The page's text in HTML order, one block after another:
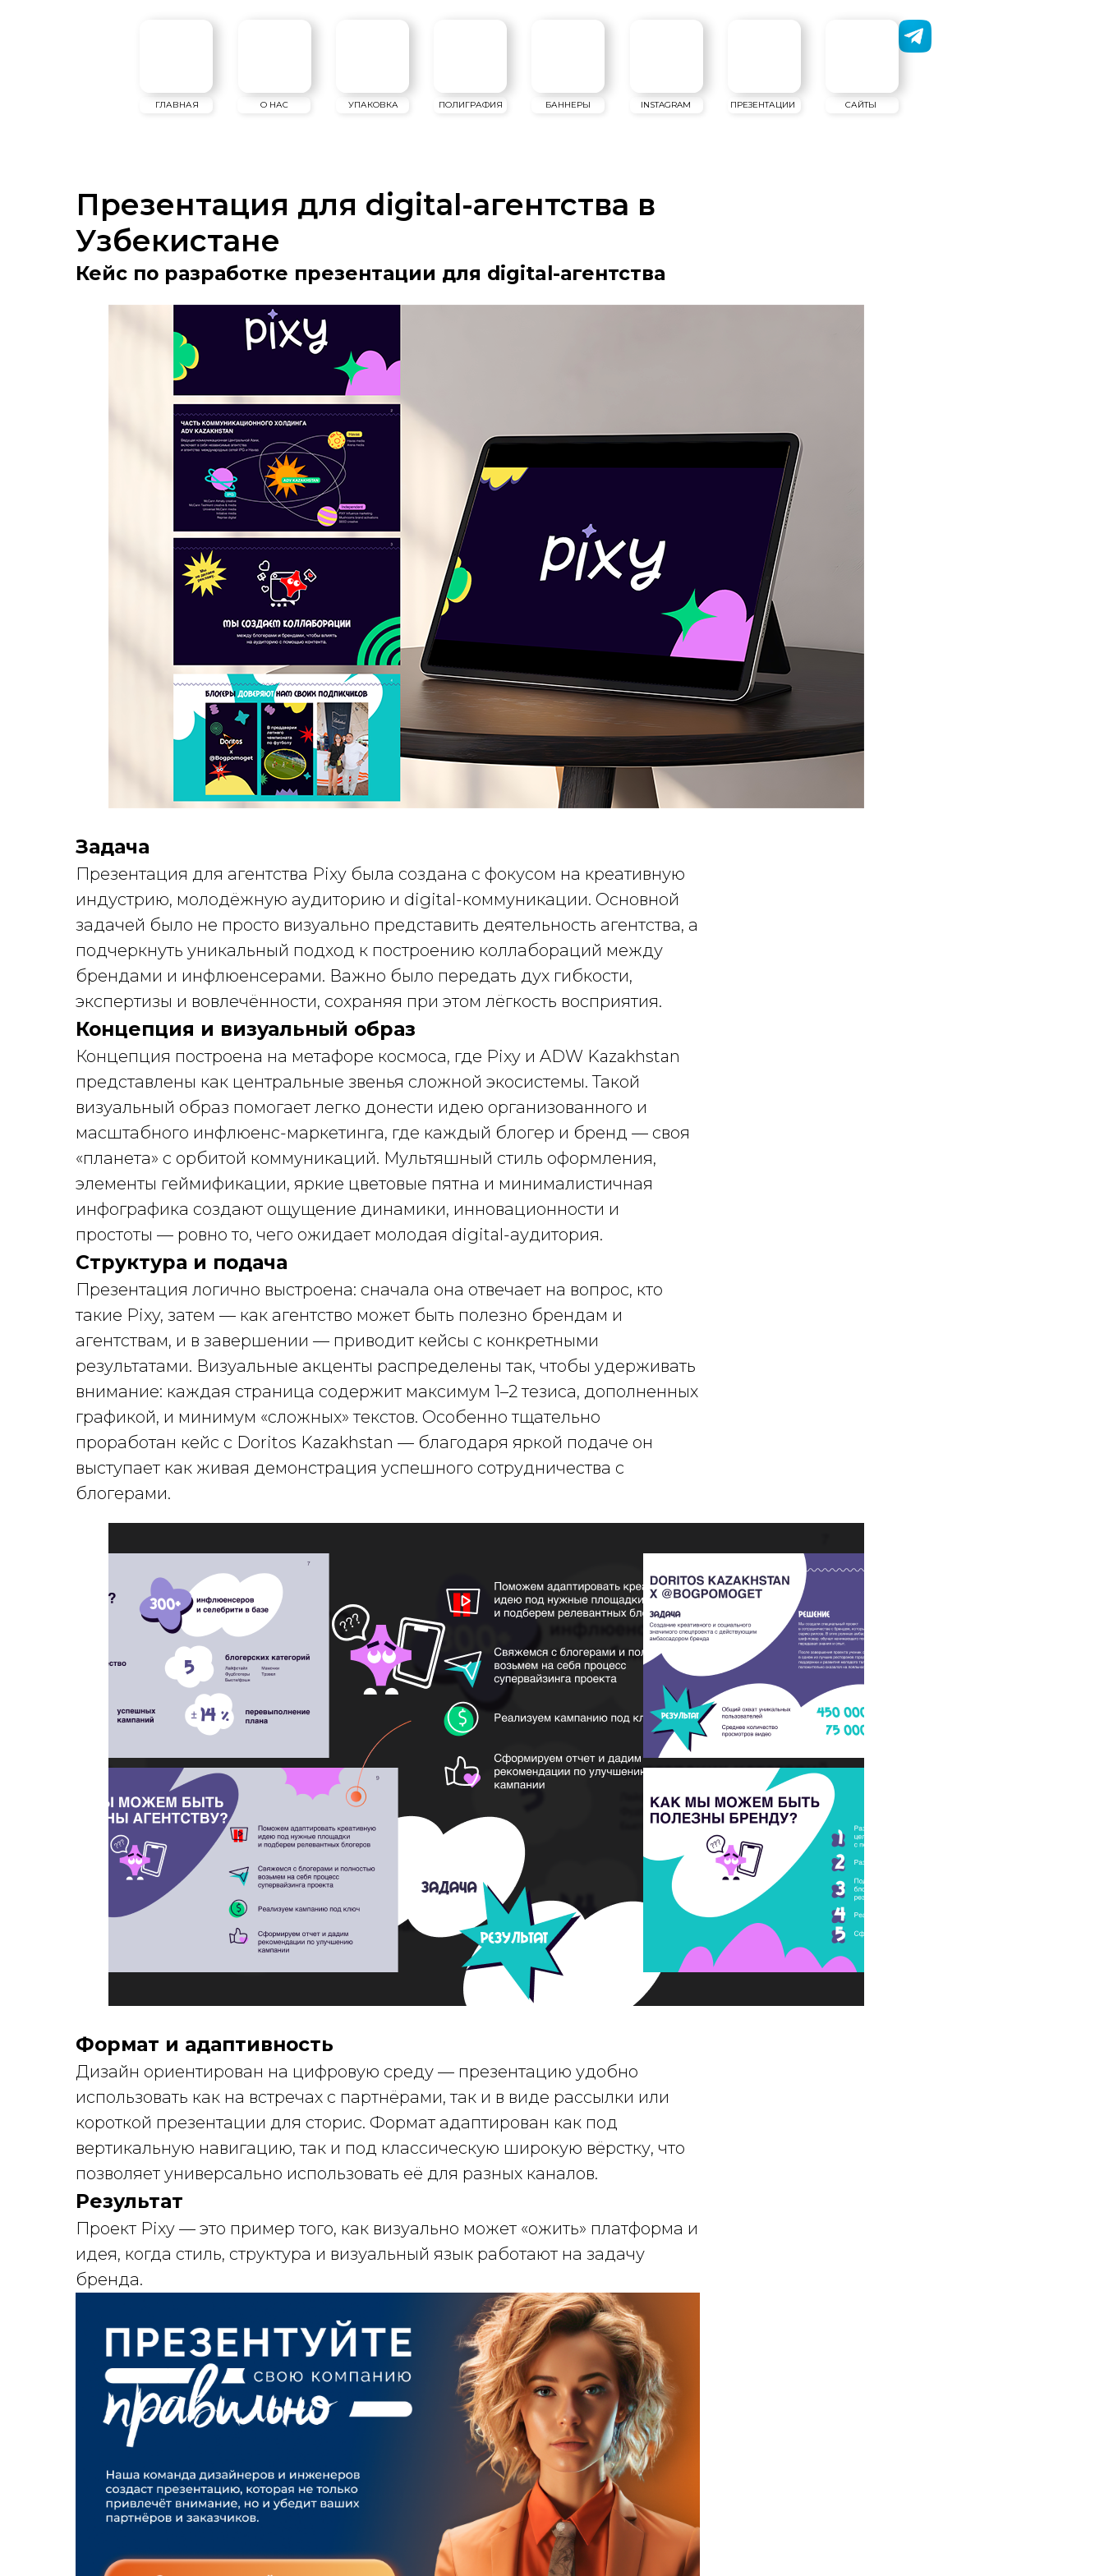
ГЛАВНАЯ О НАС УПАКОВКА ПОЛИГРАФИЯ БАННЕРЫ INSTAGRAM ПРЕЗЕНТАЦИИ САЙТЫ
Презентация для digital-агентства в
Узбекистане
Кейс по разработке презентации для digital-агентства
Задача
Презентация для агентства Pixy была создана с фокусом на креативную
индустрию, молодёжную аудиторию и digital-коммуникации. Основной
задачей было не просто визуально представить деятельность агентства, а
подчеркнуть уникальный подход к построению коллабораций между
брендами и инфлюенсерами. Важно было передать дух гибкости,
экспертизы и вовлечённости, сохраняя при этом лёгкость восприятия.
Концепция и визуальный образ
Концепция построена на метафоре космоса, где Pixy и ADW Kazakhstan
представлены как центральные звенья сложной экосистемы. Такой
визуальный образ помогает легко донести идею организованного и
масштабного инфлюенс-маркетинга, где каждый блогер и бренд — своя
«планета» с орбитой коммуникаций. Мультяшный стиль оформления,
элементы геймификации, яркие цветовые пятна и минималистичная
инфографика создают ощущение динамики, инновационности и
простоты — ровно то, чего ожидает молодая digital-аудитория.
Структура и подача
Презентация логично выстроена: сначала она отвечает на вопрос, кто
такие Pixy, затем — как агентство может быть полезно брендам и
агентствам, и в завершении — приводит кейсы с конкретными
результатами. Визуальные акценты распределены так, чтобы удерживать
внимание: каждая страница содержит максимум 1–2 тезиса, дополненных
графикой, и минимум «сложных» текстов. Особенно тщательно
проработан кейс с Doritos Kazakhstan — благодаря яркой подаче он
выступает как живая демонстрация успешного сотрудничества с
блогерами.
Формат и адаптивность
Дизайн ориентирован на цифровую среду — презентацию удобно
использовать как на встречах с партнёрами, так и в виде рассылки или
короткой презентации для сторис. Формат адаптирован как под
вертикальную навигацию, так и под классическую широкую вёрстку, что
позволяет универсально использовать её для разных каналов.
Результат
Проект Pixy — это пример того, как визуально может «ожить» платформа и
идея, когда стиль, структура и визуальный язык работают на задачу
бренда.
Создание, поддержка и продвижение сайтов в Узбекистане
INSTAGRAM ПРЕЗЕНТАЦИИ